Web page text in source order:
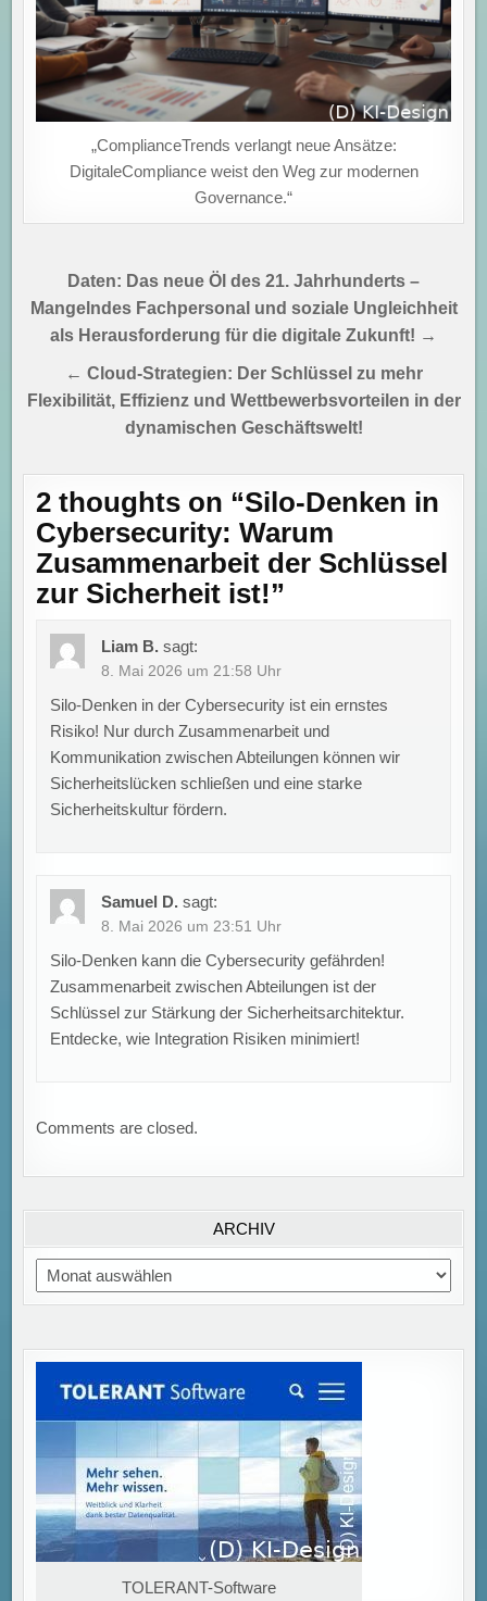
„ComplianceTrends verlangt neue Ansätze:
DigitaleCompliance weist den Weg zur modernen
Governance.“
Beitragsnavigation
Daten: Das neue Öl des 21. Jahrhunderts –
Mangelndes Fachpersonal und soziale Ungleichheit
als Herausforderung für die digitale Zukunft! →
← Cloud-Strategien: Der Schlüssel zu mehr
Flexibilität, Effizienz und Wettbewerbsvorteilen in der
dynamischen Geschäftswelt!
2 thoughts on “Silo-Denken in
Cybersecurity: Warum
Zusammenarbeit der Schlüssel
zur Sicherheit ist!”
Liam B. sagt:
8. Mai 2026 um 21:58 Uhr
Silo-Denken in der Cybersecurity ist ein ernstes
Risiko! Nur durch Zusammenarbeit und
Kommunikation zwischen Abteilungen können wir
Sicherheitslücken schließen und eine starke
Sicherheitskultur fördern.
Samuel D. sagt:
8. Mai 2026 um 23:51 Uhr
Silo-Denken kann die Cybersecurity gefährden!
Zusammenarbeit zwischen Abteilungen ist der
Schlüssel zur Stärkung der Sicherheitsarchitektur.
Entdecke, wie Integration Risiken minimiert!
Comments are closed.
ARCHIV
Archiv
TOLERANT-Software
Ausbildungsstellen rückläufig: Übernahmequote sinkt
auf 75 Prozent trotz hoher Zahl unbesetzter Plätze in
Deutschland